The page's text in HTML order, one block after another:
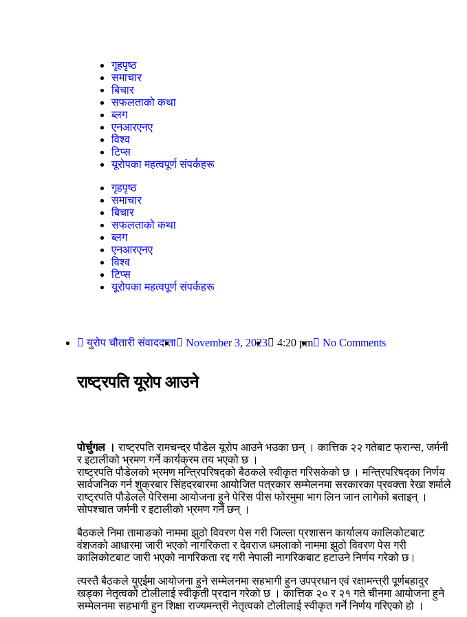
गृहपृष्ठ
समाचार
बिचार
सफलताको कथा
ब्लग
एनआरएनए
विश्व
टिप्स
यूरोपका महत्वपूर्ण संपर्कहरू
गृहपृष्ठ
समाचार
बिचार
सफलताको कथा
ब्लग
एनआरएनए
विश्व
टिप्स
यूरोपका महत्वपूर्ण संपर्कहरू
युरोप चौतारी संवाददाता November 3, 2023 4:20 pm No Comments
राष्ट्रपति यूरोप आउने
पोर्चुगल । राष्ट्रपति रामचन्द्र पौडेल यूरोप आउने भउका छन् । कात्तिक २२ गतेबाट फ्रान्स, जर्मनी
र इटालीको भ्रमण गर्ने कार्यक्रम तय भएको छ ।
राष्ट्रपति पौडेलको भ्रमण मन्त्रिपरिषद्को बैठकले स्वीकृत गरिसकेको छ । मन्त्रिपरिषद्का निर्णय
सार्वजनिक गर्न शुक्रबार सिंहदरबारमा आयोजित पत्रकार सम्मेलनमा सरकारका प्रवक्ता रेखा शर्माले
राष्ट्रपति पौडेलले पेरिसमा आयोजना हुने पेरिस पीस फोरमुमा भाग लिन जान लागेको बताइन् ।
सोपश्चात जर्मनी र इटालीको भ्रमण गर्ने छन् ।
बैठकले निमा तामाङको नाममा झुठो विवरण पेस गरी जिल्ला प्रशासन कार्यालय कालिकोटबाट
वंशजको आधारमा जारी भएको नागरिकता र देवराज धमलाको नाममा झुठो विवरण पेस गरी
कालिकोटबाट जारी भएको नागरिकता रद्द गरी नेपाली नागरिकबाट हटाउने निर्णय गरेको छ।
त्यस्तै बैठकले युएईमा आयोजना हुने सम्मेलनमा सहभागी हुन उपप्रधान एवं रक्षामन्त्री पूर्णबहादुर
खड्का नेतृत्वको टोलीलाई स्वीकृती प्रदान गरेको छ । कात्तिक २० र २१ गते चीनमा आयोजना हुने
सम्मेलनमा सहभागी हुन शिक्षा राज्यमन्त्री नेतृत्वको टोलीलाई स्वीकृत गर्ने निर्णय गरिएको हो ।